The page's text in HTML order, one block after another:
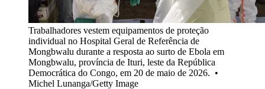
Trabalhadores vestem equipamentos de proteção
individual no Hospital Geral de Referência de
Mongbwalu durante a resposta ao surto de Ebola em
Mongbwalu, província de Ituri, leste da República
Democrática do Congo, em 20 de maio de 2026. •
Michel Lunanga/Getty Image